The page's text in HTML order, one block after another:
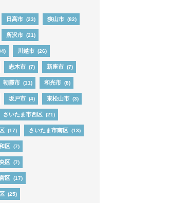
日高市 (23) 狭山市 (82)
所沢市 (21)
川越市 (26)
志木市 (7) 新座市 (7)
朝霞市 (11) 和光市 (8)
坂戸市 (4) 東松山市 (3)
さいたま市西区 (21)
(17) さいたま市南区 (13)
区 (7)
区 (7)
区 (17)
(25)